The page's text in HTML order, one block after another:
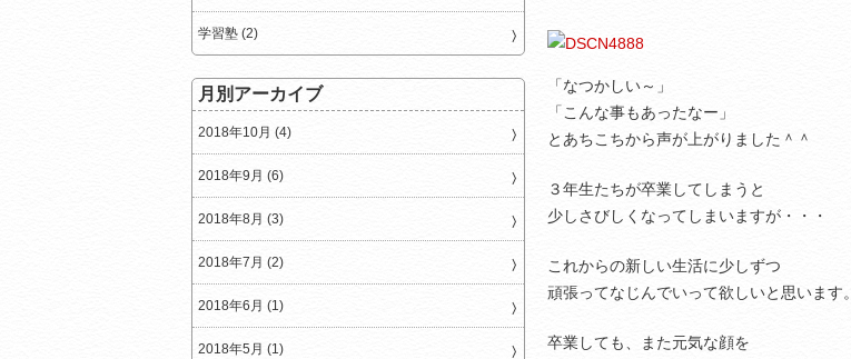
「なつかしい～」
「こんな事もあったなー」
とあちこちから声が上がりました＾＾
３年生たちが卒業してしまうと
少しさびしくなってしまいますが・・・
これからの新しい生活に少しずつ
頑張ってなじんでいって欲しいと思います。
卒業しても、また元気な顔を
学習塾 (2)
月別アーカイブ
2018年10月 (4)
2018年9月 (6)
2018年8月 (3)
2018年7月 (2)
2018年6月 (1)
2018年5月 (1)